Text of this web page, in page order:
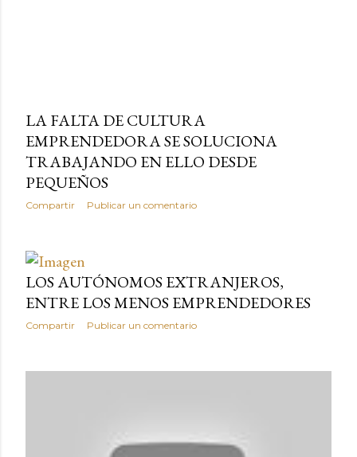
LA FALTA DE CULTURA
EMPRENDEDORA SE SOLUCIONA
TRABAJANDO EN ELLO DESDE
PEQUEÑOS
Compartir Publicar un comentario
LOS AUTÓNOMOS EXTRANJEROS,
ENTRE LOS MENOS EMPRENDEDORES
Compartir Publicar un comentario